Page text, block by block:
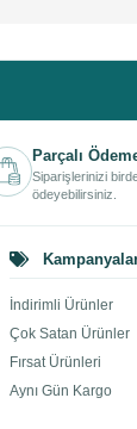
Parçalı
Siparişlerinizi
ödeyebilirsiniz.
İndirimli Ürünler
Çok Satan Ürünler
Fırsat Ürünleri
Aynı Gün Kargo